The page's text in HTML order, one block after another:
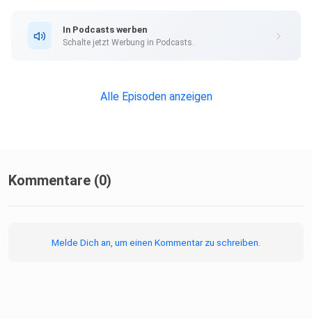
8Qmqtw
Hier kannst du den Podcast bewerten:
mobilität-der-zukunft/id1518491773
In Podcasts werben
Schalte jetzt Werbung in Podcasts.
Alle Episoden anzeigen
Kommentare (0)
Melde Dich an, um einen Kommentar zu schreiben.